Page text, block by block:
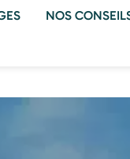
NOS